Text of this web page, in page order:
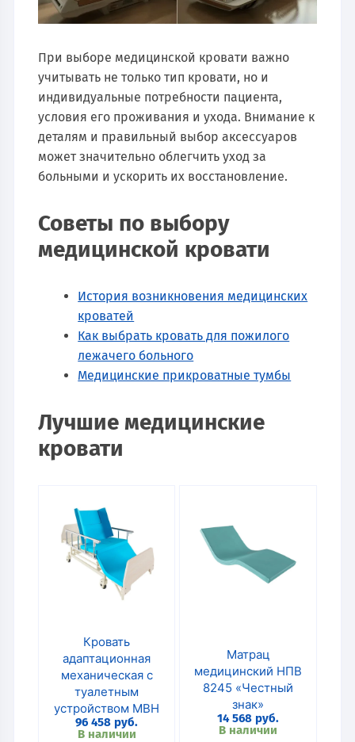
При выборе медицинской кровати важно
учитывать не только тип кровати, но и
индивидуальные потребности пациента,
условия его проживания и ухода. Внимание к
деталям и правильный выбор аксессуаров
может значительно облегчить уход за
больными и ускорить их восстановление.
Советы по выбору
медицинской кровати
История возникновения медицинских
кроватей
Как выбрать кровать для пожилого
лежачего больного
Медицинские прикроватные тумбы
Лучшие медицинские
кровати
Кровать
адаптационная
механическая с
туалетным
устройством MBН
96 458 руб.
В наличии
Матрац
медицинский НПВ
8245 «Честный
знак»
14 568 руб.
В наличии